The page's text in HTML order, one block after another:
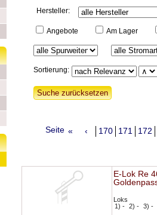
Hersteller:
Angebote Am Lager
Sortierung:
Seite « ‹ 170 171 172
E-Lok Re
Loks
1) - 2) - 3) -